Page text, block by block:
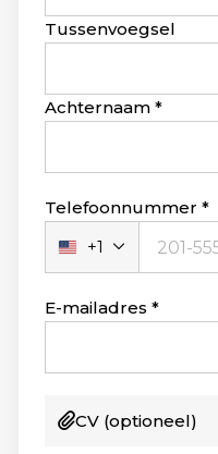
blank
Tussenvoegsel
Achternaam
Telefoonnummer
Verenigde
Staten
+1
+1
E-mailadres
CV (optioneel)